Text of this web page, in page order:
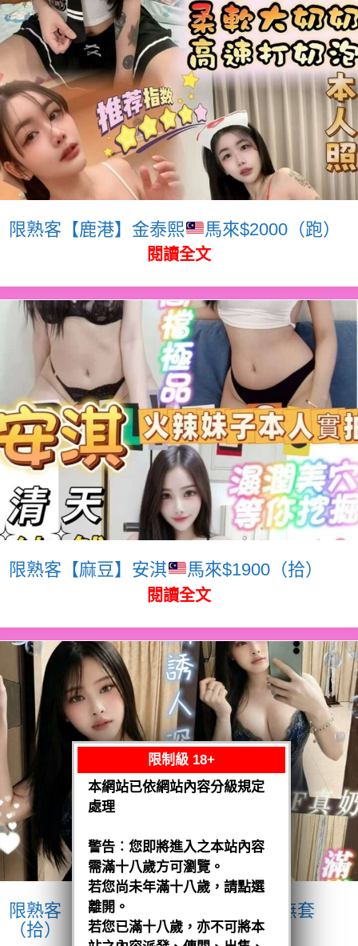
限熟客【鹿港】金泰熙 馬來$2000（跑）
閱讀全文
限熟客【麻豆】安淇 馬來$1900（拾）
閱讀全文
限熟客【麻豆】奶妹
馬來$1900 .無套
（拾）
限制級 18+
本網站已依網站內容分級規定
處理
警告︰您即將進入之本站內容
需滿十八歲方可瀏覽。
若您尚未年滿十八歲，請點選
離開。
若您已滿十八歲，亦不可將本